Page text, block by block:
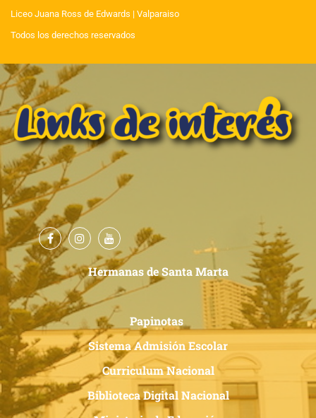
Liceo Juana Ross de Edwards | Valparaiso
Todos los derechos reservados
Hermanas de Santa Marta
Papinotas
Sistema Admisión Escolar
Curriculum Nacional
Biblioteca Digital Nacional